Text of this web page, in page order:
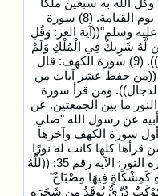
الله به سبعين ملكاً
يسبحون الله ويستغفرون له إلى يوم القيامة. (8) سورة
وسلم"((آية العز: وَقُلِ
لَّهُ شَرِيكٌ فِي الْمُلْكِ وَلَمْ
يَكُن لَّهُ وَلِيٌّ مِّنَ الذُّلِّ ۖ وَكَبِّرْهُ تَكْبِيرًا)). (9) سورة الكهف: قال
((من حفظ عشر آيات من
ومن قرأ سورة
ما بين الجمعتين. عن
عن رسول الله "صلي
سورة الكهف وآخرها
كلها كانت له نورًا
ما بين الأرض إلي السماء). (10) سورة النور: الآية رقم 35: ((للَّهُ
كَمِشْكَاةٍ فِيهَا مِصْبَاحٌ
كَوْكَبٌ دُرِّيٌّ يُوقَدُ مِن شَجَرَةٍ